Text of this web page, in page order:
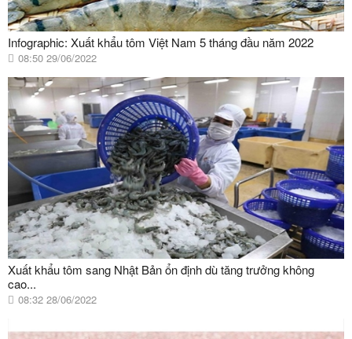
Infographic: Xuất khẩu tôm Việt Nam 5 tháng đầu năm 2022
08:50 29/06/2022
Xuất khẩu tôm sang Nhật Bản ổn định dù tăng trưởng không
cao...
08:32 28/06/2022